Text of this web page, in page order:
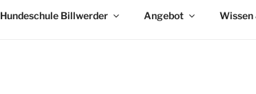
Hundeschule Billwerder Angebot Wissen